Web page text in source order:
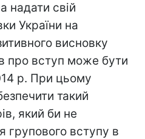
надати свій
України на
висновку
про вступ може бути
р. При цьому
такий
який би не
групового вступу в